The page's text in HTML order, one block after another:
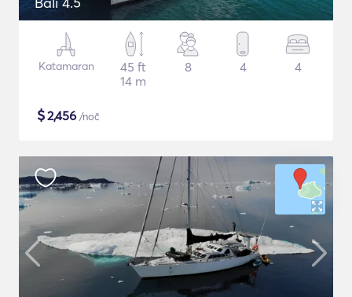
Katamaran
45 ft
14 m
8 4 4
$2,456 /noč